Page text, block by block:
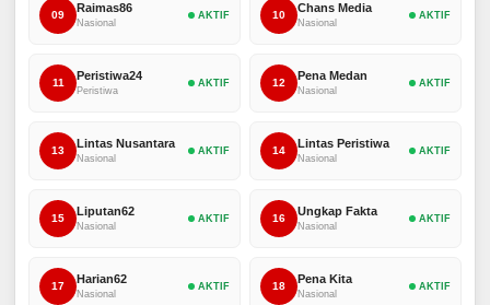
09
Raimas86
Nasional
AKTIF 10
Chans Media
Nasional
AKTIF
11
Peristiwa24
Peristiwa
AKTIF 12
Pena Medan
Nasional
AKTIF
13
Lintas Nusantara
Nasional
AKTIF 14
Lintas Peristiwa
Nasional
AKTIF
15
Liputan62
Nasional
AKTIF 16
Ungkap Fakta
Nasional
AKTIF
17
Harian62
Nasional
AKTIF 18
Pena Kita
Nasional
AKTIF